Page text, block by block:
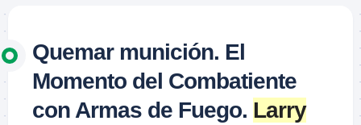
Quemar munición. El
Momento del Combatiente
con Armas de Fuego. Larry